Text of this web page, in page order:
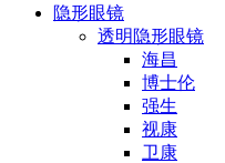
隐形眼镜
透明隐形眼镜
海昌
博士伦
强生
视康
卫康